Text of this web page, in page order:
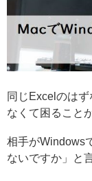
同じExcelのは
なくて困ること
相手がWindows
ないですか」と